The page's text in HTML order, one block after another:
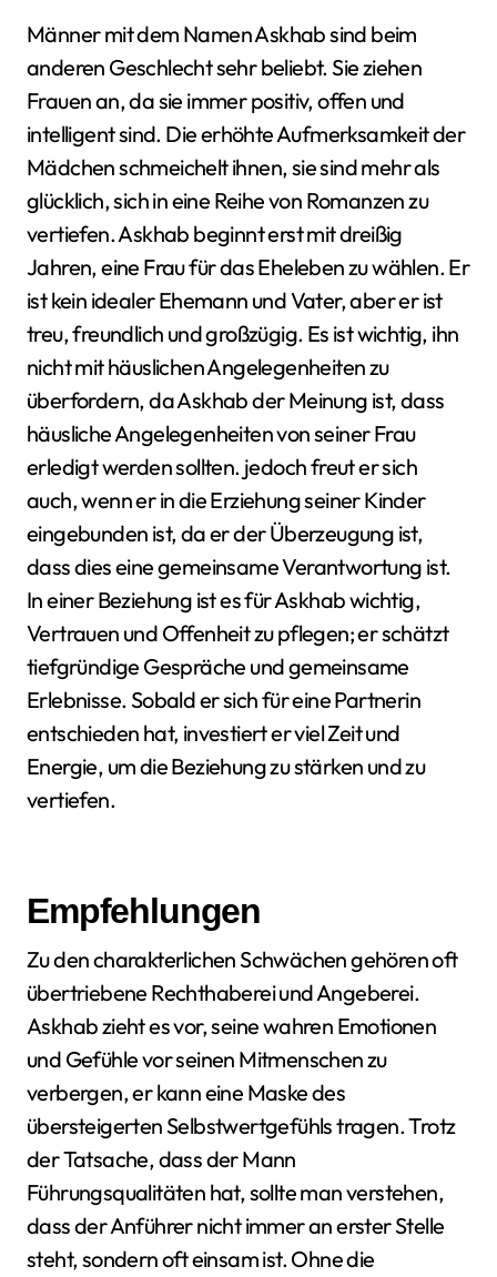
Männer mit dem Namen Askhab sind beim
anderen Geschlecht sehr beliebt. Sie ziehen
Frauen an, da sie immer positiv, offen und
intelligent sind. Die erhöhte Aufmerksamkeit der
Mädchen schmeichelt ihnen, sie sind mehr als
glücklich, sich in eine Reihe von Romanzen zu
vertiefen. Askhab beginnt erst mit dreißig
Jahren, eine Frau für das Eheleben zu wählen. Er
ist kein idealer Ehemann und Vater, aber er ist
treu, freundlich und großzügig. Es ist wichtig, ihn
nicht mit häuslichen Angelegenheiten zu
überfordern, da Askhab der Meinung ist, dass
häusliche Angelegenheiten von seiner Frau
erledigt werden sollten. jedoch freut er sich
auch, wenn er in die Erziehung seiner Kinder
eingebunden ist, da er der Überzeugung ist,
dass dies eine gemeinsame Verantwortung ist.
In einer Beziehung ist es für Askhab wichtig,
Vertrauen und Offenheit zu pflegen; er schätzt
tiefgründige Gespräche und gemeinsame
Erlebnisse. Sobald er sich für eine Partnerin
entschieden hat, investiert er viel Zeit und
Energie, um die Beziehung zu stärken und zu
vertiefen.
Empfehlungen
Zu den charakterlichen Schwächen gehören oft
übertriebene Rechthaberei und Angeberei.
Askhab zieht es vor, seine wahren Emotionen
und Gefühle vor seinen Mitmenschen zu
verbergen, er kann eine Maske des
übersteigerten Selbstwertgefühls tragen. Trotz
der Tatsache, dass der Mann
Führungsqualitäten hat, sollte man verstehen,
dass der Anführer nicht immer an erster Stelle
steht, sondern oft einsam ist. Ohne die